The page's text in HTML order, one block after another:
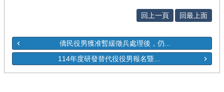
回上一頁 回最上面
僑民役男獲准暫緩徵兵處理後，仍...
114年度研發替代役役男報名暨...